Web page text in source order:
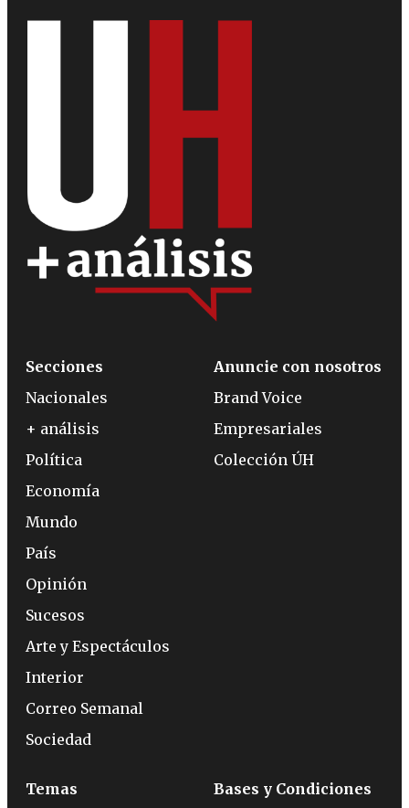
Secciones
Nacionales
+ análisis
Política
Economía
Mundo
País
Opinión
Sucesos
Arte y Espectáculos
Interior
Correo Semanal
Sociedad
Anuncie con nosotros
Brand Voice
Empresariales
Colección ÚH
Temas Bases y Condiciones